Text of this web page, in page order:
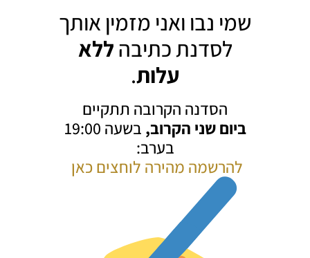
שמי נבו ואני מזמין אותך
לסדנת כתיבהללא
עלות.
הסדנה הקרובה תתקיים
ביום שני הקרוב,
בשעה 19:00
בערב:
להרשמה מהירה לוחצים כאן